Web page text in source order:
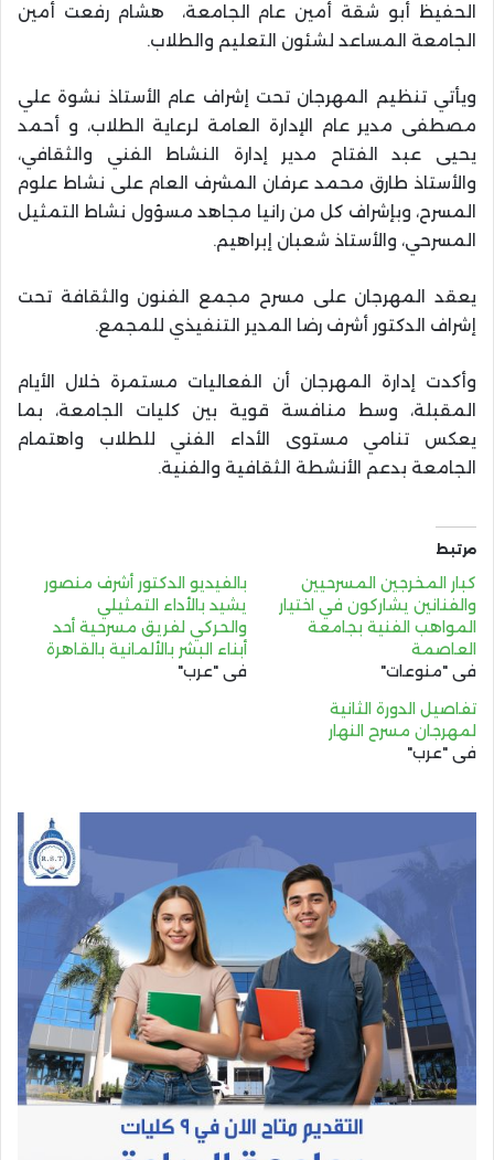
الحفيظ أبو شقة أمين عام الجامعة، هشام رفعت أمين
الجامعة المساعد لشئون التعليم والطلاب.
ويأتي تنظيم المهرجان تحت إشراف عام الأستاذ نشوة علي
مصطفى مدير عام الإدارة العامة لرعاية الطلاب، و أحمد
يحيى عبد الفتاح مدير إدارة النشاط الفني والثقافي،
والأستاذ طارق محمد عرفان المشرف العام على نشاط علوم
المسرح، وبإشراف كل من رانيا مجاهد مسؤول نشاط التمثيل
المسرحي، والأستاذ شعبان إبراهيم.
يعقد المهرجان على مسرح مجمع الفنون والثقافة تحت
إشراف الدكتور أشرف رضا المدير التنفيذي للمجمع.
وأكدت إدارة المهرجان أن الفعاليات مستمرة خلال الأيام
المقبلة، وسط منافسة قوية بين كليات الجامعة، بما
يعكس تنامي مستوى الأداء الفني للطلاب واهتمام
الجامعة بدعم الأنشطة الثقافية والفنية.
مرتبط
كبار المخرجين المسرحيين
والفنانين يشاركون في اختيار
المواهب الفنية بجامعة
العاصمة
في "منوعات"
بالفيديو الدكتور أشرف منصور
يشيد بالأداء التمثيلي
والحركي لفريق مسرحية أحد
أبناء البشر بالألمانية بالقاهرة
في "عرب"
تفاصيل الدورة الثانية
لمهرجان مسرح النهار
في "عرب"